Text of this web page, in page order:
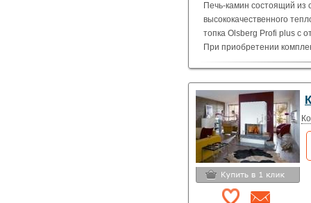
Печь-камин состоящий из
высококачественного
топка Olsberg Profi plus с
При приобретении
дополнительных